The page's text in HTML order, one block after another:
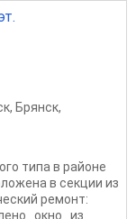
, Брянск,
типа в районе
в секции из
ремонт:
окно из